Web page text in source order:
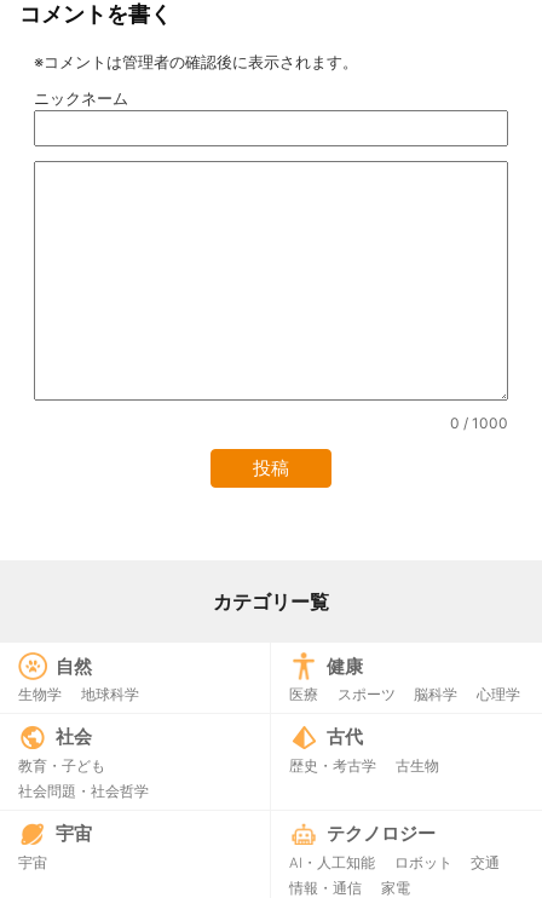
コメントを書く
※コメントは管理者の確認後に表示されます。
ニックネーム
0 / 1000
カテゴリー覧
自然
生物学 地球科学
健康
医療 スポーツ 脳科学 心理学
社会
教育・子ども
社会問題・社会哲学
古代
歴史・考古学 古生物
宇宙
宇宙
テクノロジー
AI・人工知能 ロボット
交通
情報・通信
家電